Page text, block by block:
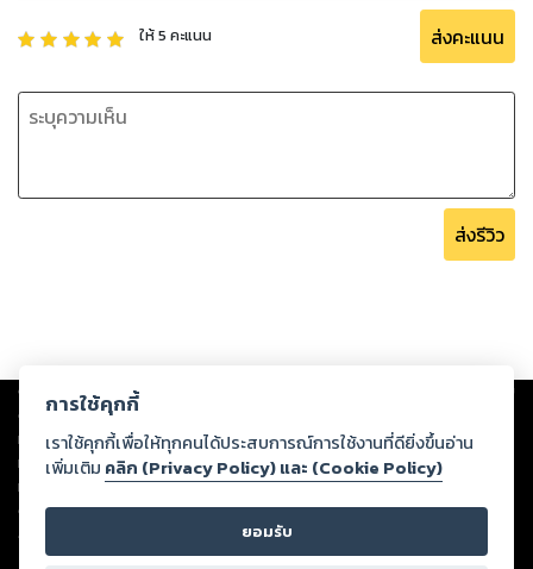
ให้5 คะแนน ส่งคะแนน
ส่งรีวิว
Copyright © 2026
ต่อผลงานหรือเนื้อหาใดที่อัปโหลดผ่านเว็บไซต์และปรากฏว่าละเมิดสิทธิใน
ทรัพย์สินทางปัญญาของบุคคลอื่นหรือขัดต่อกฎหมายและศีลธรรม ดังนั้น ผู้อ่าน
ทุกท่านโปรดใช้วิจารณญาณในการกลั่นกรองด้วยตนเอง และหากท่านพบว่าส่วน
หนึ่งส่วนใดขัดต่อกฎหมายและศีลธรรม กรุณาแจ้งมายังบริษัท เพื่อทีมงานจะได้
ดำเนินการในทันที ทั้งนี้ ทางสตอรี่ล็อกขอสงวนลิขสิทธิ์ตามพระราชบัญญัติ
ลิขสิทธิ์ พ.ศ. 2537 (ฉบับล่าสุด)
การใช้คุกกี้
เราใช้คุกกี้เพื่อให้ทุกคนได้ประสบการณ์การใช้งานที่ดียิ่งขึ้นอ่าน
เพิ่มเติม คลิก (Privacy Policy) และ (Cookie Policy)
ยอมรับ